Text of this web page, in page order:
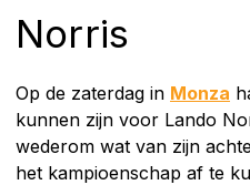
Norris
Op de zaterdag in Monza
kunnen zijn voor Lando
wederom wat van zijn
het kampioenschap af te